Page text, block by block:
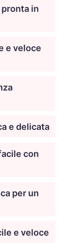
in
e veloce
e delicata
con
per un
e veloce